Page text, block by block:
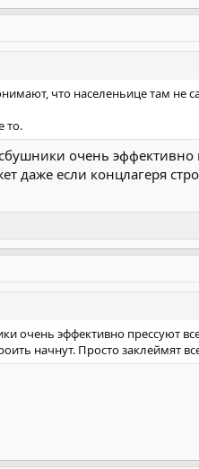
что населеньице там не
то.
очень
даже если концлагеря
очень эффективно
начнут. Просто заклеймят